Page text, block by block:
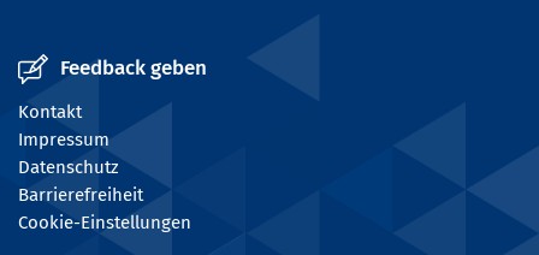
Feedback geben
Kontakt
Impressum
Datenschutz
Barrierefreiheit
Cookie-Einstellungen